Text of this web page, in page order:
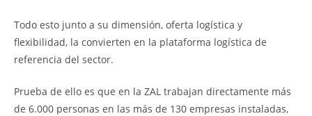
Todo esto junto a su dimensión, oferta logística y
flexibilidad, la convierten en la plataforma logística de
referencia del sector.
Prueba de ello es que en la ZAL trabajan directamente más
de 6.000 personas en las más de 130 empresas instaladas,